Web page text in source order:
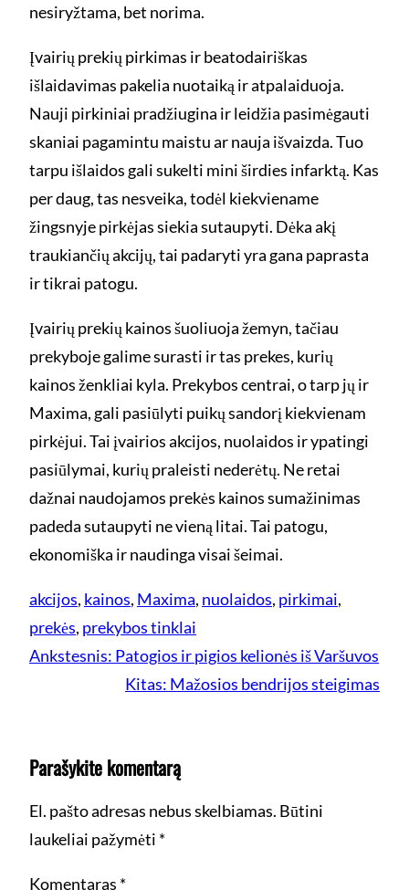
nesiryžtama, bet norima.
Įvairių prekių pirkimas ir beatodairiškas
išlaidavimas pakelia nuotaiką ir atpalaiduoja.
Nauji pirkiniai pradžiugina ir leidžia pasimėgauti
skaniai pagamintu maistu ar nauja išvaizda. Tuo
tarpu išlaidos gali sukelti mini širdies infarktą. Kas
per daug, tas nesveika, todėl kiekviename
žingsnyje pirkėjas siekia sutaupyti. Dėka akį
traukiančių akcijų, tai padaryti yra gana paprasta
ir tikrai patogu.
Įvairių prekių kainos šuoliuoja žemyn, tačiau
prekyboje galime surasti ir tas prekes, kurių
kainos ženkliai kyla. Prekybos centrai, o tarp jų ir
Maxima, gali pasiūlyti puikų sandorį kiekvienam
pirkėjui. Tai įvairios akcijos, nuolaidos ir ypatingi
pasiūlymai, kurių praleisti nederėtų. Ne retai
dažnai naudojamos prekės kainos sumažinimas
padeda sutaupyti ne vieną litai. Tai patogu,
ekonomiška ir naudinga visai šeimai.
akcijos, kainos, Maxima, nuolaidos, pirkimai
prekės, prekybos tinklai
Ankstesnis: Patogios ir pigios kelionės iš Varšuvos
Kitas: Mažosios bendrijos steigimas
Parašykite komentarą
El. pašto adresas nebus skelbiamas. Būtini
laukeliai pažymėti *
Komentaras *